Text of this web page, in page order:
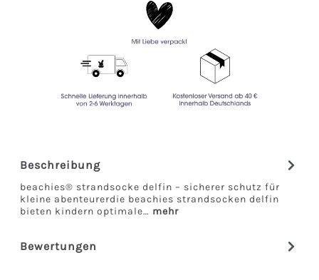
Beschreibung
beachies® strandsocke delfin – sicherer schutz für
kleine abenteurerdie beachies strandsocken delfin
bieten kindern optimale… mehr
Bewertungen